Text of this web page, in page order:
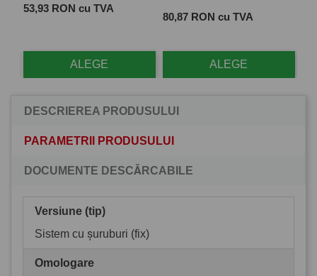
Pret
53,93 RON cu TVA
ALEGE
Pret
80,87 RON cu TVA
ALEGE
DESCRIEREA PRODUSULUI
PARAMETRII PRODUSULUI
DOCUMENTE DESCĂRCABILE
Versiune (tip)
Sistem cu șuruburi (fix)
Omologare